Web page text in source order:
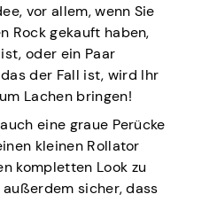
vor allem, wenn Sie
Rock gekauft haben,
oder ein Paar
der Fall ist, wird Ihr
Lachen bringen!
eine graue Perücke
kleinen Rollator
kompletten Look zu
sicher, dass